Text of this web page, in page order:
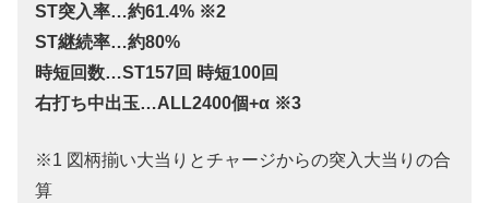
ST突入率…約61.4% ※2
ST継続率…約80%
時短回数…ST157回 時短100回
右打ち中出玉…ALL2400個+α ※3
※1 図柄揃い大当りとチャージからの突入大当りの合
算